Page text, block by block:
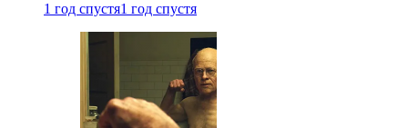
1 год спустя1 год спустя